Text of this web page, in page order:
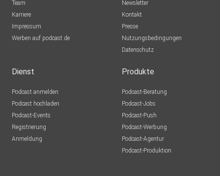
Team
Karriere
Impressum
Werben auf podcast.de
Newsletter
Kontakt
Presse
Nutzungsbedingungen
Datenschutz
Dienst
Podcast anmelden
Podcast hochladen
Podcast-Events
Registrierung
Anmeldung
Produkte
Podcast-Beratung
Podcast-Jobs
Podcast-Push
Podcast-Werbung
Podcast-Agentur
Podcast-Produktion